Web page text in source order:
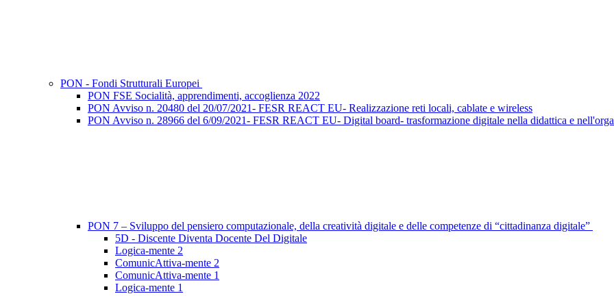
PON - Fondi Strutturali Europei
PON FSE Socialità, apprendimenti, accoglienza 2022
PON Avviso n. 20480 del 20/07/2021- FESR REACT EU- Realizzazione reti locali, cablate e wireless
PON Avviso n. 28966 del 6/09/2021- FESR REACT EU- Digital board- trasformazione digitale nella didattica e
PON 7 – Sviluppo del pensiero computazionale, della creatività digitale e delle competenze di “cittadinanza digitale”
5D - Discente Diventa Docente Del Digitale
Logica-mente 2
ComunicAttiva-mente 2
ComunicAttiva-mente 1
Logica-mente 1